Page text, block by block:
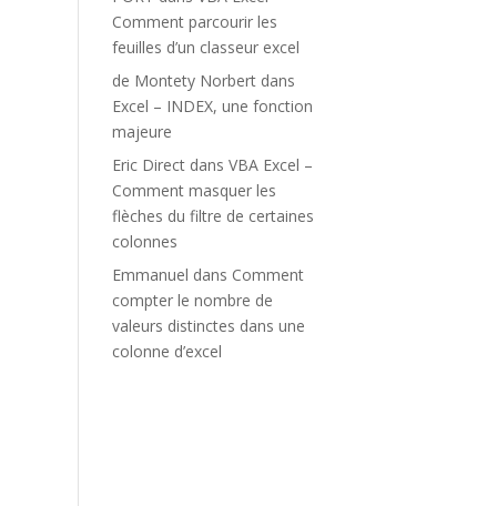
Comment parcourir les
feuilles d’un classeur excel
de Montety Norbert dans
Excel – INDEX, une fonction
majeure
Eric Direct dansVBA Excel –
Comment masquer les
flèches du filtre de certaines
colonnes
Emmanuel dans Comment
compter le nombre de
valeurs distinctes dans une
colonne d’excel